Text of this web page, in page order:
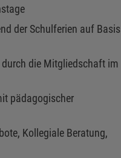
der Schulferien auf Basis
die Mitgliedschaft im
pädagogischer
Kollegiale Beratung,